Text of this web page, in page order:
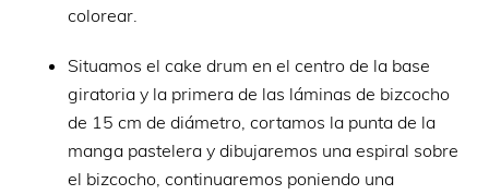
colorear.
Situamos el cake drum en el centro de la base
giratoria y la primera de las láminas de bizcocho
de 15 cm de diámetro, cortamos la punta de la
manga pastelera y dibujaremos una espiral sobre
el bizcocho, continuaremos poniendo una